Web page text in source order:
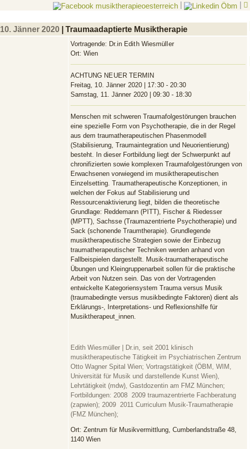
|
10. Jänner 2020 | Traumaadaptierte Musiktherapie
Vortragende: Dr.in Edith Wiesmüller
Ort: Wien
ACHTUNG NEUER TERMIN
Freitag, 10. Jänner 2020 | 17:30 - 20:30
Samstag, 11. Jänner 2020 | 09:30 - 18:30
Menschen mit schweren Traumafolgestörungen brauchen
eine spezielle Form von Psychotherapie, die in der Regel
aus dem traumatherapeutischen Phasenmodell
(Stabilisierung, Traumaintegration und Neuorientierung)
besteht. In dieser Fortbildung liegt der Schwerpunkt auf
chronifizierten sowie komplexen Traumafolgestörungen von
Erwachsenen vorwiegend im musiktherapeutischen
Einzelsetting. Traumatherapeutische Konzeptionen, in
welchen der Fokus auf Stabilisierung und
Ressourcenaktivierung liegt, bilden die theoretische
Grundlage: Reddemann (PITT), Fischer & Riedesser
(MPTT), Sachsse (Traumazentrierte Psychotherapie) und
Sack (schonende Traumtherapie). Grundlegende
musiktherapeutische Strategien sowie der Einbezug
traumatherapeutischer Techniken werden anhand von
Fallbeispielen dargestellt. Musik-traumatherapeutische
Übungen und Kleingruppenarbeit sollen für die praktische
Arbeit von Nutzen sein. Das von der Vortragenden
entwickelte Kategoriensystem Trauma versus Musik
(traumabedingte versus musikbedingte Faktoren) dient als
Erklärungs-, Interpretations- und Reflexionshilfe für
Musiktherapeut_innen.
Edith Wiesmüller
Dr.in, seit 2001 klinisch
musiktherapeutische Tätigkeit im Psychiatrischen Zentrum
Otto Wagner Spital Wien; Vortragstätigkeit (ÖBM, WIM,
Universität für Musik und darstellende Kunst Wien),
Lehrtätigkeit (mdw), Gastdozentin am FMZ München;
Fortbildungen: 2008  2009 traumazentrierte Fachberatung
(zapwien); 2009  2011 Curriculum Musik-Traumatherapie
(FMZ München);
Ort:Zentrum für Musikvermittlung, Cumberlandstraße 48,
1140 Wien